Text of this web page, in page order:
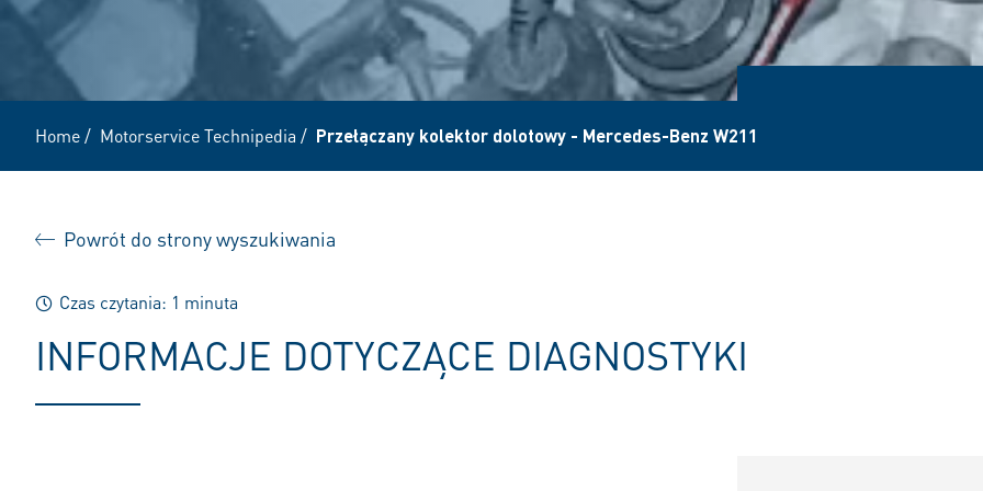
Home/ Motorservice Technipedia / Przełączany kolektor dolotowy - Mercedes-Benz W211
Powrót do strony wyszukiwania
Czas czytania: 1 minuta
INFORMACJE DOTYCZĄCE DIAGNOSTYKI